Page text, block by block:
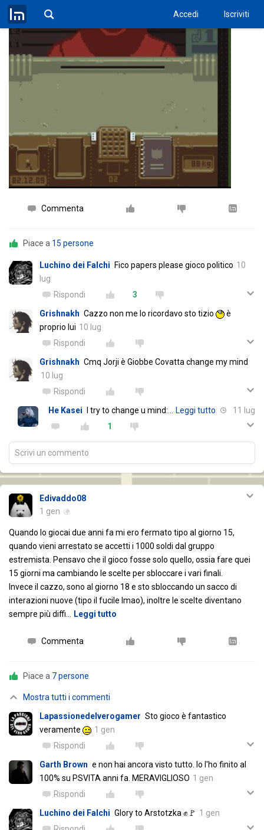
Accedi Iscriviti
Commenta
Piace a 15 persone
Luchino dei Falchi Fico papers please gioco politico 10
lug
Rispondi
3
Grishnakh Cazzo non me lo ricordavo sto tizio
è
proprio lui 10 lug
Rispondi
Grishnakh Cmq Jorji è Giobbe Covatta change my mind
10 lug
Rispondi
He Kasei
I try to change u mind: Leggi tutto
11 lug
1
Scrivi un commento
Edivaddo08
1 gen
Quando lo giocai due anni fa mi ero fermato tipo al giorno 15,
quando vieni arrestato se accetti i 1000 soldi dal gruppo
estremista. Pensavo che il gioco fosse solo quello, ossia fare quei
15 giorni ma cambiando le scelte per sbloccare i vari finali.
Invece il cazzo, sono al giorno 18 e sto sbloccando un sacco di
interazioni nuove (tipo il fucile lmao), inoltre le scelte diventano
sempre più diffi
Leggi tutto
Commenta
Piace a 7 persone
Mostra tutti i commenti
Lapassionedelverogamer Sto gioco è fantastico
veramente
1 gen
Rispondi
Garth Brown e non hai ancora visto tutto. Io l'ho finito al
100% su PSVITA anni fa. MERAVIGLIOSO 1 gen
Rispondi
Luchino dei Falchi Glory to Arstotzka ✊🚩 1 gen